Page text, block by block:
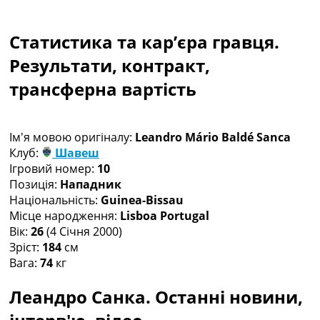
Чемпіонат Світу
Україна. Прем’єр-Ліга
Україна. Перша Ліга
Ліга Чемпіонів
Ще Турніри >>>
Таблиці
Чемпіонат Світу. Турнирні таблиці
Таблиця УПЛ
Перша Ліга
Таблиця АПЛ
Таблиця Ла Ліги
Таблиця Ліги Чемпіонів
Всі таблиці >>>
Рейтинг країн УЄФА
Рейтинг клубів УЄФА
Статистика та кар’єра гравця.
Результати, контракт,
трансферна вартість
Ім'я мовою оригіналу: Leandro Mário Baldé Sanca
Клуб:
Шавеш
Ігровий номер: 10
Позиція: Нападник
Національність: Guinea-Bissau
Місце народження: Lisboa Portugal
Вік: 26(4 Січня 2000)
Зріст: 184 см
Вага: 74 кг
Леандро Санка. Останні новини,